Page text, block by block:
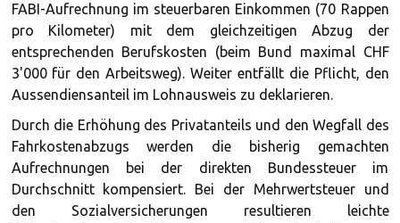
FABI-Aufrechnung im steuerbaren Einkommen (70 Rappen
pro Kilometer) mit dem gleichzeitigen Abzug der
entsprechenden Berufskosten (beim Bund maximal CHF
3'000 für den Arbeitsweg). Weiter entfällt die Pflicht, den
Aussendiensanteil im Lohnausweis zu deklarieren.
Durch die Erhöhung des Privatanteils und den Wegfall des
Fahrkostenabzugs werden die bisherig gemachten
Aufrechnungen bei der direkten Bundessteuer im
Durchschnitt kompensiert. Bei der Mehrwertsteuer und
den Sozialversicherungen resultieren leichte